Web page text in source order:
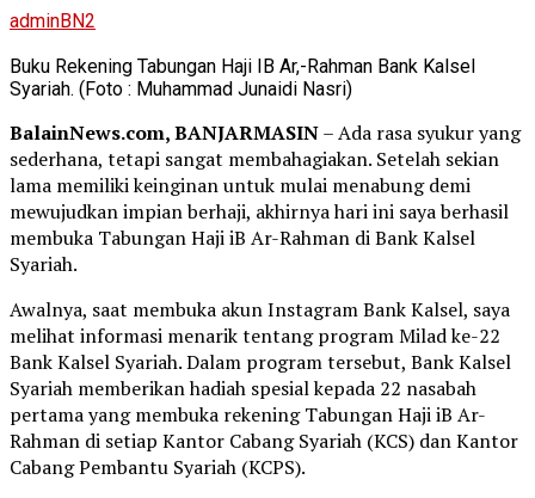
adminBN2
Buku Rekening Tabungan Haji IB Ar,-Rahman Bank Kalsel
Syariah. (Foto : Muhammad Junaidi Nasri)
BalainNews.com, BANJARMASIN– Ada rasa syukur yang
sederhana, tetapi sangat membahagiakan. Setelah sekian
lama memiliki keinginan untuk mulai menabung demi
mewujudkan impian berhaji, akhirnya hari ini saya berhasil
membuka Tabungan Haji iB Ar-Rahman di Bank Kalsel
Syariah.
Awalnya, saat membuka akun Instagram Bank Kalsel, saya
melihat informasi menarik tentang program Milad ke-22
Bank Kalsel Syariah. Dalam program tersebut, Bank Kalsel
Syariah memberikan hadiah spesial kepada 22 nasabah
pertama yang membuka rekening Tabungan Haji iB Ar-
Rahman di setiap Kantor Cabang Syariah (KCS) dan Kantor
Cabang Pembantu Syariah (KCPS).